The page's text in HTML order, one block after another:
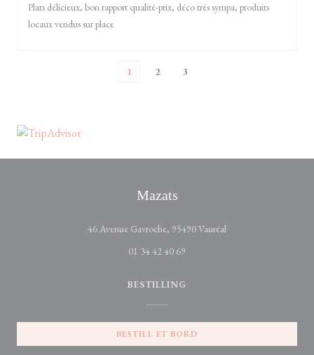
Plats délicieux, bon rapport qualité-prix, déco très sympa, produits
locaux vendus sur place
1 2 3
Mazats
46 Avenue Gavroche, 95490 Vauréal
01 34 42 40 69
BESTILLING
BESTILL ET BORD